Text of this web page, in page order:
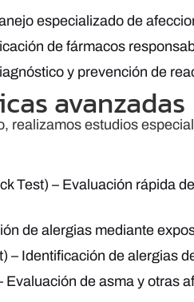
especializado de
de fármacos
y prevención de
avanzadas
realizamos estudios
Test) – Evaluación rápida
de alergias mediante
– Identificación de alergias
Evaluación de asma y otras